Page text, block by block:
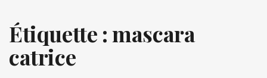
Étiquette :mascara
catrice